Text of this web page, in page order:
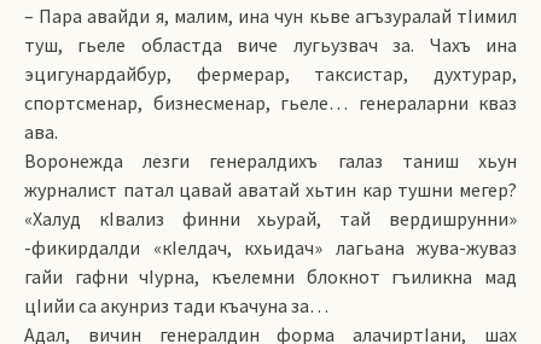
– Пара авайди я, малим, ина чун кьве агъзуралай тIимил
туш, гьеле областда виче лугьузвач за. Чахъ ина
эцигунардайбур, фермерар, таксистар, духтурар,
спортсменар, бизнесменар, гьеле… генераларни кваз
ава.
Воронежда лезги генералдихъ галаз таниш хьун
журналист патал цавай аватай хьтин кар тушни мегер?
«Халуд кIвализ финни хьурай, тай вердишрунни»
-фикирдалди «кIелдач, кхьидач» лагьана жува-жуваз
гайи гафни чIурна, къелемни блокнот гъиликна мад
цIийи са акунриз тади къачуна за…
Адал, вичин генералдин форма алачиртIани, шах